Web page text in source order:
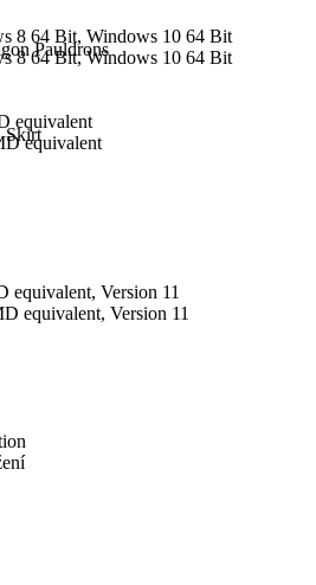
Pauldrons
Skirt
8 64 Bit, Windows 10 64 Bit
8 64 Bit, Windows 10 64 Bit
equivalent
equivalent
Version 11
equivalent, Version 11